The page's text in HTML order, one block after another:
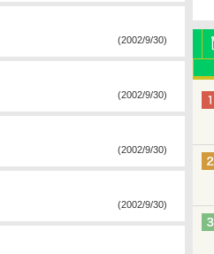
(2002/9/30)
(2002/9/30)
(2002/9/30)
(2002/9/30)